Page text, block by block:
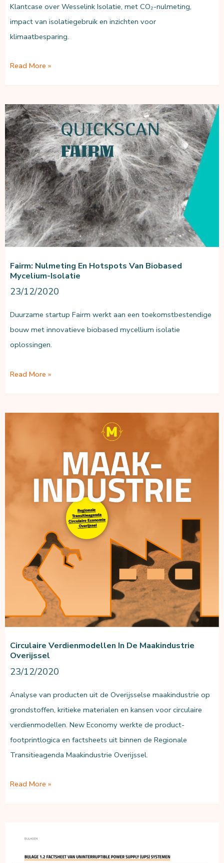
Klantcase over Wesselink Isolatie, met CO₂-nulmeting,
impact van isolatiegebruik en inzichten voor
klimaatbesparing.
Wesselink
toont
netto
CO₂-
negatieve
isolatie
Read More »
Fairm: Nulmeting En Hotspots Van Biobased
Mycelium-Isolatie
23/12/2020
Duurzame startup Fairm werkt aan een toekomstbestendige
bouw met innovatieve biobased mycellium isolatie
oplossingen.
Fairm:
Read More »
Circulaire Verdienmodellen In De Maakindustrie
Overijssel
23/12/2020
Analyse van producten uit de Overijsselse maakindustrie op
grondstoffen, kritieke materialen en kansen voor circulaire
verdienmodellen. New Economy werkte de product-
footprintlogica en factsheets uit binnen de Regionale
Transitieagenda Maakindustrie Overijssel.
Circulaire
Overijssel
Read More »